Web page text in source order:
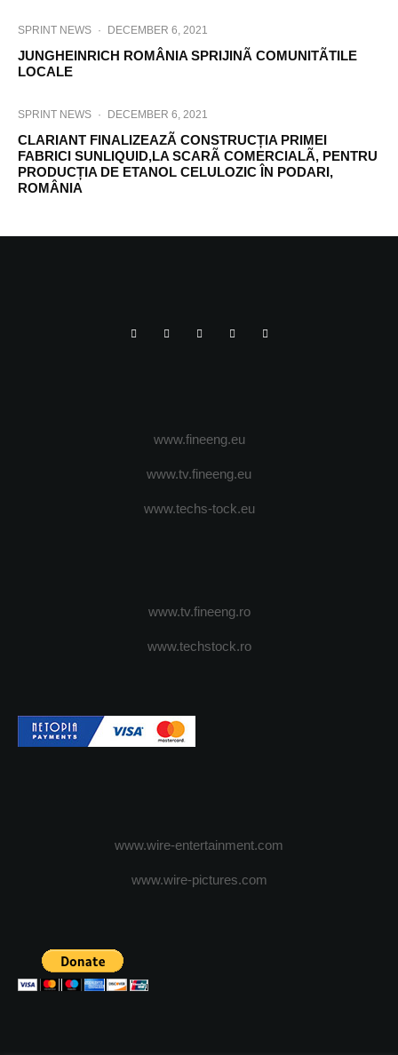
SPRINT NEWS · DECEMBER 6, 2021
JUNGHEINRICH ROMÂNIA SPRIJINÃ COMUNITÃTILE
LOCALE
SPRINT NEWS · DECEMBER 6, 2021
CLARIANT FINALIZEAZÃ CONSTRUCȚIA PRIMEI
FABRICI SUNLIQUID,LA SCARÃ COMERCIALÃ, PENTRU
PRODUCȚIA DE ETANOL CELULOZIC ÎN PODARI,
ROMÂNIA
www.fineeng.eu
www.tv.fineeng.eu
www.techs-tock.eu
www.tv.fineeng.ro
www.techstock.ro
www.wire-entertainment.com
www.wire-pictures.com